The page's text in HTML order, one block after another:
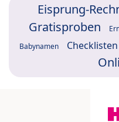
Eisprung-
Gratisproben
Babynamen